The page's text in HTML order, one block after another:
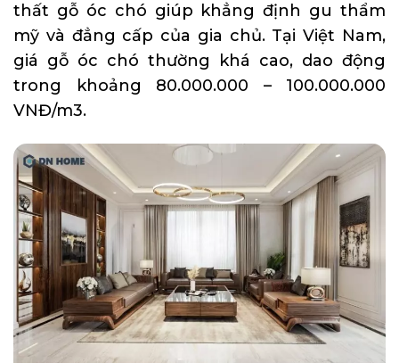
thất gỗ óc chó giúp khẳng định gu thẩm
mỹ và đẳng cấp của gia chủ. Tại Việt Nam,
giá gỗ óc chó thường khá cao, dao động
trong khoảng 80.000.000 – 100.000.000
VNĐ/m3.